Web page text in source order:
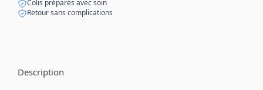
Colis préparés avec soin
Retour sans complications
Description